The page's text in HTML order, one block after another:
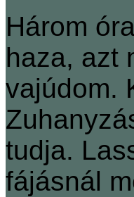
Három
haza, azt
vajúdom.
tudja.
fájásnál